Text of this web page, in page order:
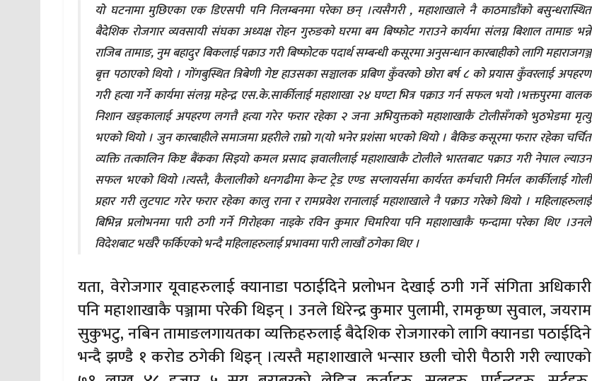
यो घटनामा मुछिएका एक डिएसपी पनि निलम्बनमा परेका छन् ।त्यसैगरी , महाशाखाले नै काठमाडौंको बसुन्धरास्थित
बैदेशिक रोजगार व्यवसायी संघका अध्यक्ष रोहन गुरुङको घरमा बम बिष्फोट गराउने कार्यमा संलग्न बिशाल तामाङ भन्ने
राजिब तामाङ, नुम बहादुर बिकलाई पक्राउ गरी बिष्फोटक पदार्थ सम्बन्धी कसूरमा अनुसन्धान कारबाहीको लागि महाराजगञ्ज
बृत्त पठाएको थियो । गोंगबुस्थित त्रिबेणी गेष्ट हाउसका सञ्चालक प्रबिण कुँवरको छोरा बर्ष ८ को प्रयास कुँवरलाई अपहरण
गरी हत्या गर्ने कार्यमा संलग्न महेन्द्र एस.के.सार्कीलाई महाशाखा २४ घण्टा भित्र पक्राउ गर्न सफल भयो ।भक्तपुरमा वालक
निशान खड्कालाई अपहरण लगत्तै हत्या गरेर फरार रहेका २ जना अभियुक्तको महाशाखाकै टोलीसँगको भुठभेडमा मृत्यु
भएको थियो । जुन कारबाहीले समाजमा प्रहरीले राम्रो ग(यो भनेर प्रशंसा भएको थियो । बैकिङ कसूरमा फरार रहेका चर्चित
व्यक्ति तत्कालिन किष्ट बैंकका सिइयो कमल प्रसाद ज्ञवालीलाई महाशाखाकै टोलीले भारतबाट पक्राउ गरी नेपाल ल्याउन
सफल भएको थियो ।त्यस्तै, कैलालीको धनगढीमा केन्ट ट्रेड एण्ड सप्लायर्समा कार्यरत कर्मचारी निर्मल कार्कीलाई गोली
प्रहार गरी लुटपाट गरेर फरार रहेका कालु राना र रामप्रवेश रानालाई महाशाखाले नै पक्राउ गरेको थियो । महिलाहरुलाई
बिभिन्न प्रलोभनमा पारी ठगी गर्ने गिरोहका नाइके रविन कुमार चिमरिया पनि महाशाखाकै फन्दामा परेका थिए ।उनले
विदेशबाट भर्खरै फर्किएको भन्दै महिलाहरुलाई प्रभावमा पारी लाखौं ठगेका थिए ।
यता, वेरोजगार यूवाहरुलाई क्यानाडा पठाईदिने प्रलोभन देखाई ठगी गर्ने संगिता अधिकारी
पनि महाशाखाकै पञ्जामा परेकी थिइन् । उनले धिरेन्द्र कुमार पुलामी, रामकृष्ण सुवाल, जयराम
सुकुभटु, नबिन तामाङलगायतका व्यक्तिहरुलाई बैदेशिक रोजगारको लागि क्यानडा पठाईदिने
भन्दै झण्डै १ करोड ठगेकी थिइन् ।त्यस्तै महाशाखाले भन्सार छली चोरी पैठारी गरी ल्याएको